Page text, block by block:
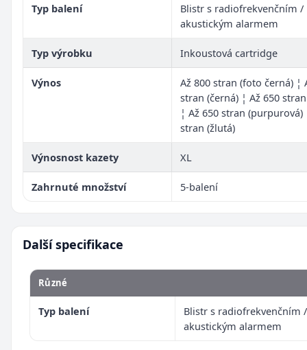
Typ balení
Blistr s radiofrekvenčním /
akustickým alarmem
Typ výrobku Inkoustová cartridge
Výnos
Až 800 stran (foto černá) ¦
stran (černá) ¦ Až 650
¦ Až 650 stran (purpurová)
stran (žlutá)
Výnosnost kazety XL
Zahrnuté množství 5-balení
Další specifikace
Různé
Typ balení
Blistr s radiofrekvenčním /
akustickým alarmem